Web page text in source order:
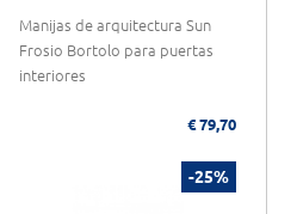
Manijas de arquitectura Sun
Frosio Bortolo para puertas
interiores
€ 79,70
-25%